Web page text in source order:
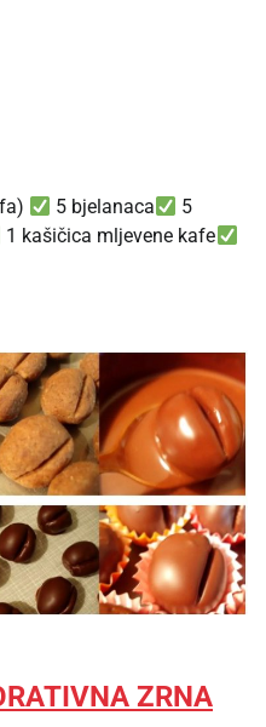
5 bjelanaca
5
1 kašičica mljevene kafe
ZRNA